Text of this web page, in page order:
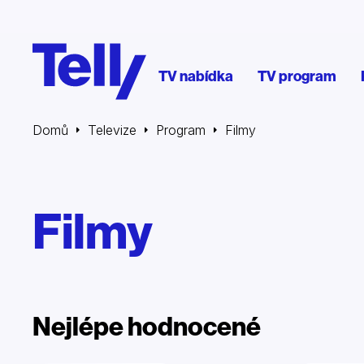
TV nabídka TV program
Domů Televize Program Filmy
Filmy
Nejlépe hodnocené